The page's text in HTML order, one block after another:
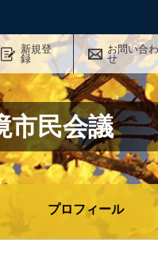
新規登
録
お問い合
せ
市民会議
プロフィール